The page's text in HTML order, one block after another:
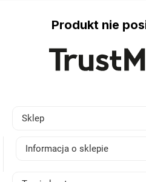
Produkt nie
Sklep
Informacja o sklepie